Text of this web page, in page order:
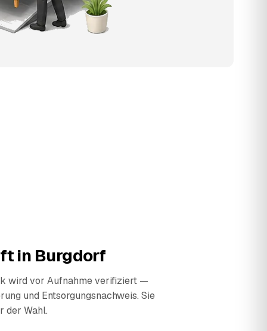
in Burgdorf
wird vor Aufnahme verifiziert —
und Entsorgungsnachweis. Sie
der Wahl.